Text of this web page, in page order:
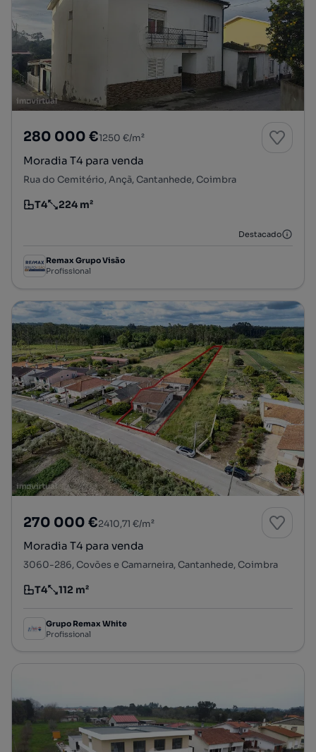
280 000 €1250 €/m²
Moradia T4 para venda
Rua do Cemitério, Ançã, Cantanhede, Coimbra
Tipologia
T4
Preço por metro quadrado
224 m²
Destacado
Remax Grupo Visão
Profissional
270 000 €2410,71 €/m²
Moradia T4 para venda
3060-286, Covões e Camarneira, Cantanhede, Coimbra
Tipologia
T4
Preço por metro quadrado
112 m²
Grupo Remax White
Profissional